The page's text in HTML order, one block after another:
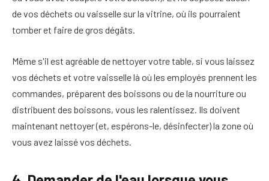
de vos déchets ou vaisselle sur la vitrine, où ils pourraient
tomber et faire de gros dégâts.
Même s'il est agréable de nettoyer votre table, si vous laissez
vos déchets et votre vaisselle là où les employés prennent les
commandes, préparent des boissons ou de la nourriture ou
distribuent des boissons, vous les ralentissez. Ils doivent
maintenant nettoyer (et, espérons-le, désinfecter) la zone où
vous avez laissé vos déchets.